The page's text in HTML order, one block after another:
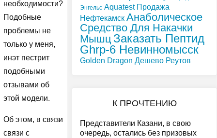
необходимости?
Подобные
проблемы не
только у меня,
инэт пестрит
подобными
отзывами об
этой модели.
Об этом, в связи
связи с
Энгельс Aquatest Продажа
Нефтекамск Анаболическое
Средство Для Накачки
Мышц Заказать Пептид
Ghrp-6 Невинномысск
Golden Dragon Дешево Реутов
К ПРОЧТЕНИЮ
Представители Казани, в свою
очередь, остались без призовых